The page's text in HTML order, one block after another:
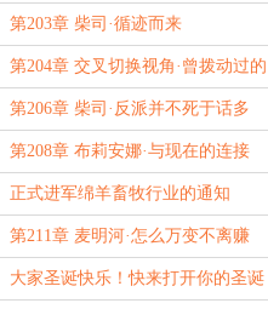
第203章 柴司·循迹而来
第204章 交叉切换视角·曾拨动过的
历史
第206章 柴司·反派并不死于话多
第208章 布莉安娜·与现在的连接
正式进军绵羊畜牧行业的通知
第211章 麦明河·怎么万变不离赚
钱？
大家圣诞快乐！快来打开你的圣诞